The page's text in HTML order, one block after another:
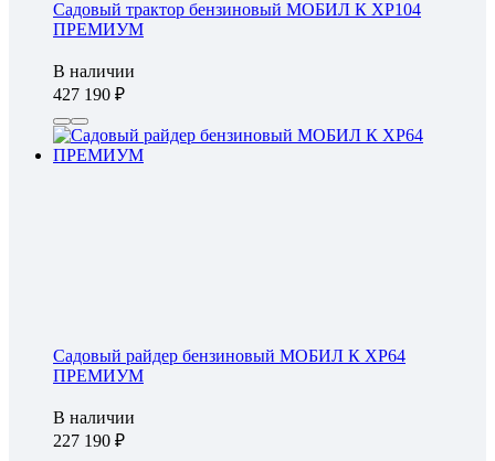
Садовый трактор бензиновый МОБИЛ К XP104
ПРЕМИУМ
В наличии
427 190
Садовый райдер бензиновый МОБИЛ К XP64
ПРЕМИУМ
В наличии
227 190